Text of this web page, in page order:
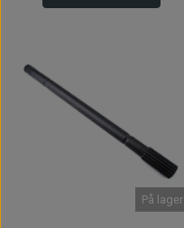
På lager